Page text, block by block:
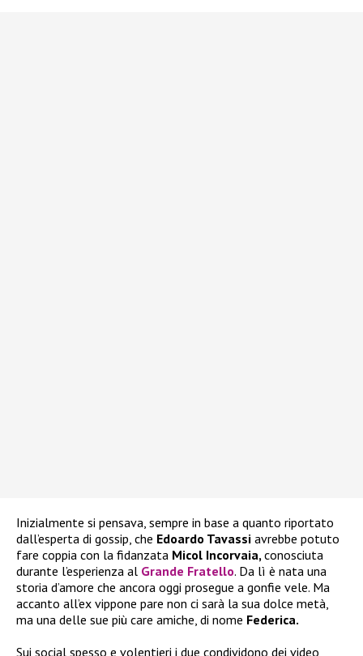
Inizialmente si pensava, sempre in base a quanto riportato
dall’esperta di gossip, che Edoardo Tavassi avrebbe potuto
fare coppia con la fidanzata Micol Incorvaia,conosciuta
durante l’esperienza al Grande Fratello. Da lì è nata una
storia d’amore che ancora oggi prosegue a gonfie vele. Ma
accanto all’ex vippone pare non ci sarà la sua dolce metà,
ma una delle sue più care amiche, di nome Federica.
Sui social spesso e volentieri i due condividono dei video